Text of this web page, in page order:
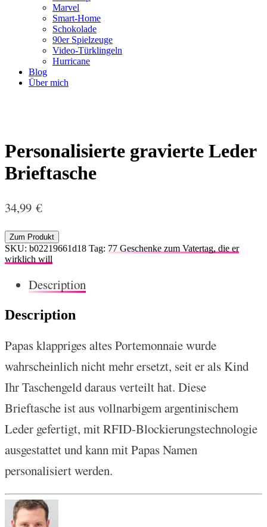
Marvel
Smart-Home
Schokolade
90er Spielzeuge
Video-Türklingeln
Hurricane
Blog
Über mich
Personalisierte gravierte Leder
Brieftasche
34,99 €
Zum Produkt
SKU: b02219661d18 Tag: 77 Geschenke zum Vatertag, die er
wirklich will
Description
Description
Papas klappriges altes Portemonnaie wurde
wahrscheinlich nicht mehr ersetzt, seit er als Kind
Ihr Taschengeld daraus verteilt hat. Diese
Brieftasche ist aus vollnarbigem argentinischem
Leder gefertigt, mit RFID-Blockierungstechnologie
ausgestattet und kann mit Papas Namen
personalisiert werden.